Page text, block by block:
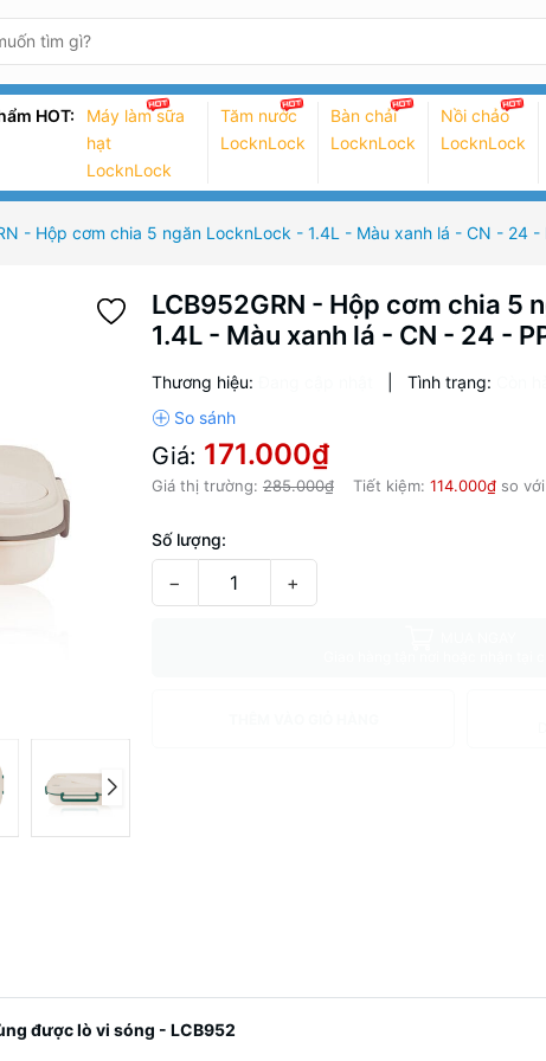
HOT:
Máy làm sữa
hạt
LocknLock
Tăm nước
LocknLock
Bàn chải
LocknLock
Nồi chảo
LocknLock
- Hộp cơm chia 5 ngăn LocknLock - 1.4L - Màu xanh lá - CN - 24 -
LCB952GRN - Hộp cơm chia 5
1.4L - Màu xanh lá - CN - 24 -
Thương hiệu: Tình trạng:
Giá: 171.000₫
Giá thị trường: 285.000₫ Tiết kiệm: 114.000₫so với
Số lượng:
− +
được lò vi sóng - LCB952